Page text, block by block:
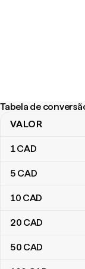
Tabela de
Tabela de
VALOR
1CAD
5 CAD
10 CAD
20 CAD
50 CAD